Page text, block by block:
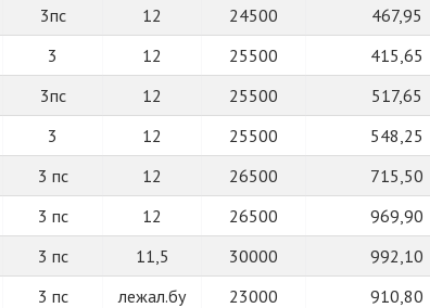
3пс 12 24500 467,95
3 12 25500 415,65
3пс 12 25500 517,65
3 12 25500 548,25
3 пс 12 26500 715,50
3 пс 12 26500 969,90
3 пс 11,5 30000 992,10
3 пс лежал.бу 23000 910,80